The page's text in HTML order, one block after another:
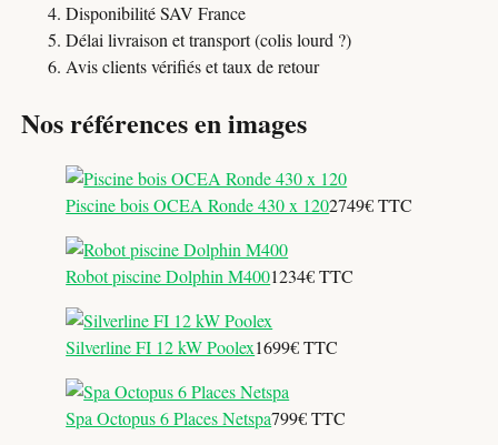
Disponibilité SAV France
Délai livraison et transport (colis lourd ?)
Avis clients vérifiés et taux de retour
Nos références en images
Piscine bois OCEA Ronde 430 x 1202749€ TTC
Robot piscine Dolphin M4001234€ TTC
Silverline FI 12 kW Poolex1699€ TTC
Spa Octopus 6 Places Netspa799€ TTC